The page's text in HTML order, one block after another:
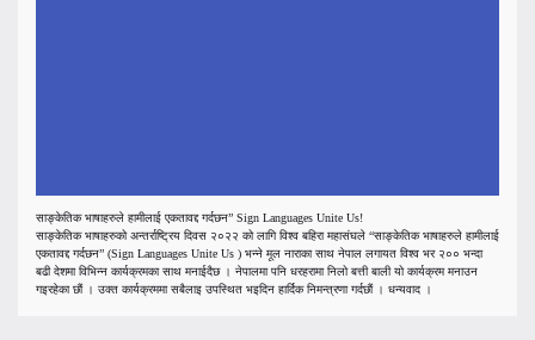
साङ्केतिक भाषाहरुले हामीलाई एकतावद्द गर्दछन” Sign Languages Unite Us!
साङ्केतिक भाषाहरुको अन्तर्राष्ट्रिय दिवस २०२२ को लागि विश्व बहिरा महासंघले “साङ्केतिक भाषाहरुले हामीलाई
एकतावद्द गर्दछन” (Sign Languages Unite Us ) भन्ने मूल नाराका साथ नेपाल लगायत विश्व भर २०० भन्दा
बढी देशमा विभिन्न कार्यक्रमका साथ मनाईदैछ । नेपालमा पनि धरहरामा निलो बत्ती बाली यो कार्यक्रम मनाउन
गइरहेका छाैं । उक्त कार्यक्रममा सबैलाइ उपस्थित भइदिन हार्दिक निमन्त्रणा गर्दछाैं । धन्यवाद ।